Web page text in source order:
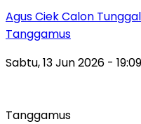
Agus Ciek Calon
Tanggamus
Sabtu, 13 Jun 2026 -
Tanggamus